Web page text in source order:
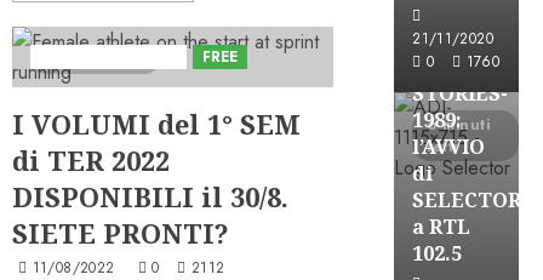
FREE
I VOLUMI del 1° SEM
di TER 2022
DISPONIBILI il 30/8.
SIETE PRONTI?
11/08/2022 0 2112
21/11/2020
0
1760
6 minuti
letti
FREE
A-
STORIES-
1989:
l’AVVIO
di
SELECTOR
a RTL
102.5